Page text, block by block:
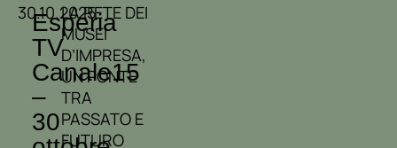
30.10.2025
Esperia
TV
Canale15
–
30
LA RETE DEI
MUSEI
D’IMPRESA,
UN PONTE
TRA
PASSATO E
FUTURO